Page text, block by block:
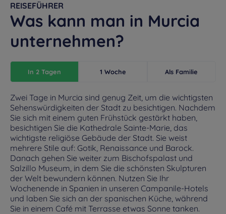
REISEFÜHRER
Was kann man in Murcia
unternehmen?
In 2 Tagen 1 Woche Als Familie
Zwei Tage in Murcia sind genug Zeit, um die wichtigsten
Sehenswürdigkeiten der Stadt zu besichtigen. Nachdem
Sie sich mit einem guten Frühstück gestärkt haben,
besichtigen Sie die Kathedrale Sainte-Marie, das
wichtigste religiöse Gebäude der Stadt. Sie weist
mehrere Stile auf: Gotik, Renaissance und Barock.
Danach gehen Sie weiter zum Bischofspalast und
Salzillo Museum, in dem Sie die schönsten Skulpturen
der Welt bewundern können. Nutzen Sie Ihr
Wochenende in Spanien in unseren Campanile-Hotels
und laben Sie sich an der spanischen Küche, während
Sie in einem Café mit Terrasse etwas Sonne tanken.